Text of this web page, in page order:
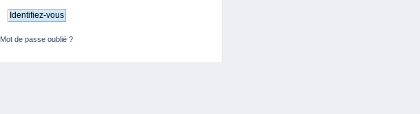
Mot de passe oublié ?